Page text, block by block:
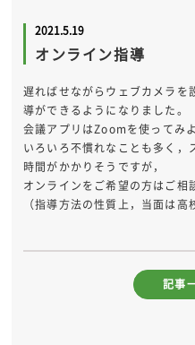
2021.5.19
オンライン指導
遅ればせながらウェブカメラを
導ができるようになりました。
会議アプリはZoomを使ってみ
いろいろ不慣れなことも多く
時間がかかりそうですが，
オンラインをご希望の方はご相
（指導方法の性質上，当面は高
記事